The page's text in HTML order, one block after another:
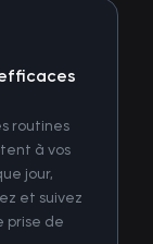
routines
à vos
jour,
et suivez
prise de